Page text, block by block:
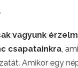
vagyunk
csapatainkra ,
Amikor egy